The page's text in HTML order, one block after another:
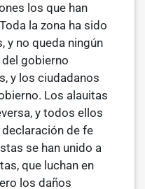
los que han
la zona ha sido
y no queda ningún
del gobierno
y los ciudadanos
Los alauitas
y todos ellos
de fe
se han unido a
que luchan en
los daños